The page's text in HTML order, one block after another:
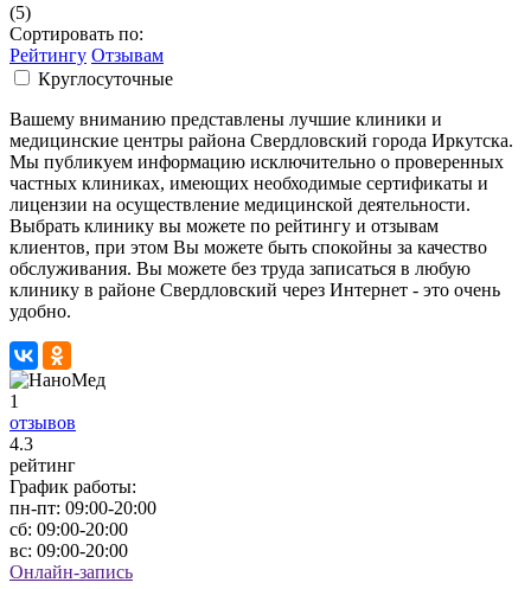
(5)
Сортировать по:
Рейтингу Отзывам
Круглосуточные
Вашему вниманию представлены лучшие клиники и
медицинские центры района Свердловский города Иркутска.
Мы публикуем информацию исключительно о проверенных
частных клиниках, имеющих необходимые сертификаты и
лицензии на осуществление медицинской деятельности.
Выбрать клинику вы можете по рейтингу и отзывам
клиентов, при этом Вы можете быть спокойны за качество
обслуживания. Вы можете без труда записаться в любую
клинику в районе Свердловский через Интернет - это очень
удобно.
1
отзывов
4.3
рейтинг
График работы:
пн-пт: 09:00-20:00
сб: 09:00-20:00
вс: 09:00-20:00
Онлайн-запись